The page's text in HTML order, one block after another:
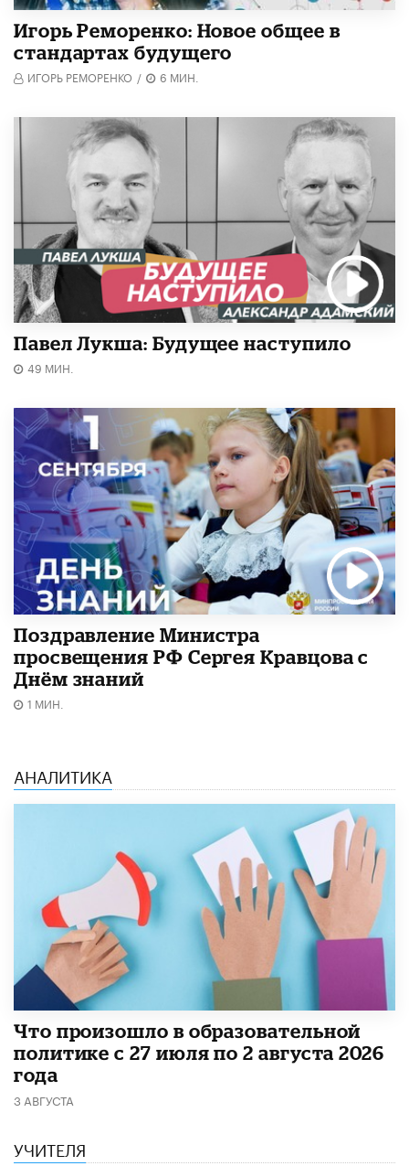
Игорь Реморенко: Новое общее в
стандартах будущего
ИГОРЬ РЕМОРЕНКО / 6 МИН.
Павел Лукша: Будущее наступило
49 МИН.
Поздравление Министра
просвещения РФ Сергея Кравцова с
Днём знаний
1 МИН.
АНАЛИТИКА
​Что произошло в образовательной
политике с 27 июля по 2 августа 2026
года
3 АВГУСТА
УЧИТЕЛЯ